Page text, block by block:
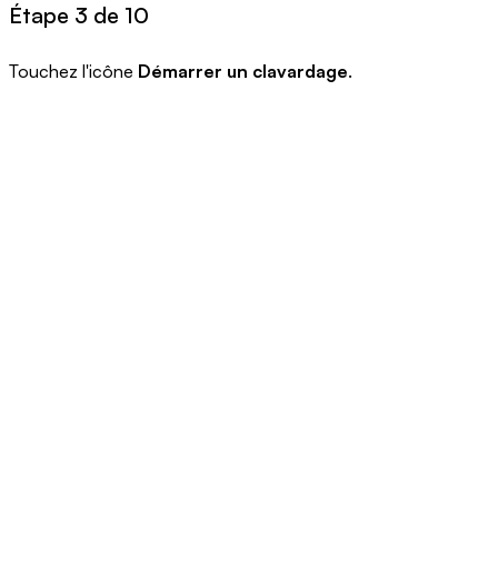
Étape 3 de 10
Touchez l'icône Démarrer un clavardage.